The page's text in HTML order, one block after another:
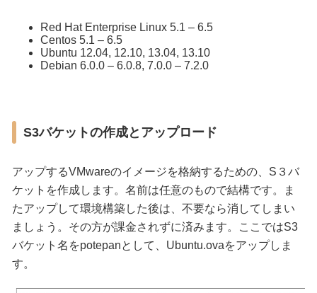
Red Hat Enterprise Linux 5.1 – 6.5
Centos 5.1 – 6.5
Ubuntu 12.04, 12.10, 13.04, 13.10
Debian 6.0.0 – 6.0.8, 7.0.0 – 7.2.0
S3バケットの作成とアップロード
アップするVMwareのイメージを格納するための、S３バ
ケットを作成します。名前は任意のもので結構です。ま
たアップして環境構築した後は、不要なら消してしまい
ましょう。その方が課金されずに済みます。ここではS3
バケット名をpotepanとして、Ubuntu.ovaをアップしま
す。